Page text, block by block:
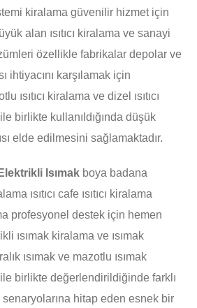
kiralama güvenilir hizmet için
alan ısıtıcı kiralama ve sanayi
özellikle fabrikalar depolar ve
ihtiyacını karşılamak için
ısıtıcı kiralama ve dizel ısıtıcı
birlikte kullanıldığında düşük
elde edilmesini sağlamaktadır.
Isımak boya badana
ısıtıcı cafe ısıtıcı kiralama
profesyonel destek için hemen
ısımak kiralama ve ısımak
ısımak ve mazotlu ısımak
birlikte değerlendirildiğinde farklı
senaryolarına hitap eden esnek bir